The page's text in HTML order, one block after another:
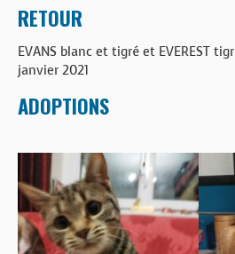
ACTUALITÉS
ADOPTER
NOUS AIDER
CONTACT
BOUTIQUE
FORUM
RETOUR
EVANS blanc et tigré et EVEREST
janvier 2021
ADOPTIONS